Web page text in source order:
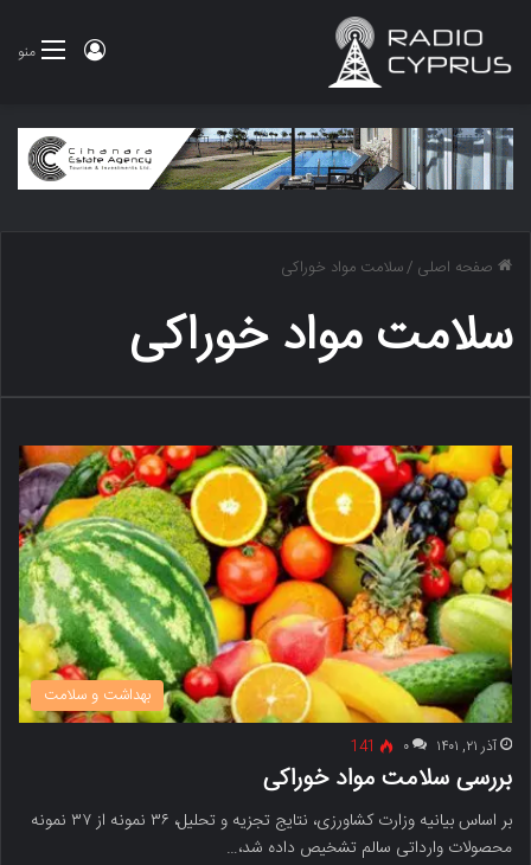
منو ورود
صفحه اصلی /سلامت مواد خوراکی
سلامت مواد خوراکی
بهداشت و سلامت
آذر ۲۱, ۱۴۰۱ ۰ 141
بررسی سلامت مواد خوراکی
بر اساس بیانیه وزارت کشاورزی، نتایج تجزیه و تحلیل، ۳۶ نمونه از ۳۷ نمونه
محصولات وارداتی سالم تشخیص داده شد،…